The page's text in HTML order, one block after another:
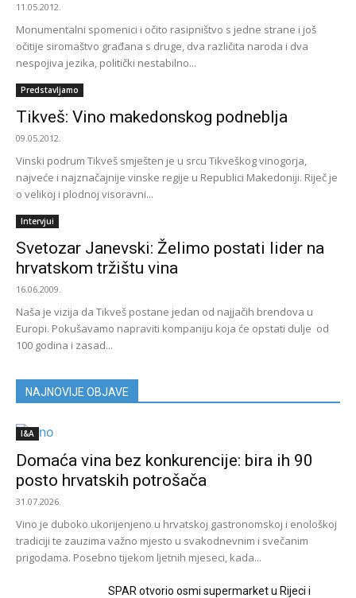
11.05.2012.
Monumentalni spomenici i očito rasipništvo s jedne strane i još
očitije siromaštvo građana s druge, dva različita naroda i dva
nespojiva jezika, politički nestabilno...
Predstavljamo
Tikveš: Vino makedonskog podneblja
09.05.2012.
Vinski podrum Tikveš smješten je u srcu Tikveškog vinogorja,
najveće i najznačajnije vinske regije u Republici Makedoniji. Riječ je
o velikoj i plodnoj visoravni...
Intervjui
Svetozar Janevski: Želimo postati lider na
hrvatskom tržištu vina
16.06.2009.
Naša je vizija da Tikveš postane jedan od najjačih brendova u
Europi. Pokušavamo napraviti kompaniju koja će opstati dulje od
100 godina i zasad...
NAJNOVIJE OBJAVE
I&A
Domaća vina bez konkurencije: bira ih 90
posto hrvatskih potrošača
31.07.2026.
Vino je duboko ukorijenjeno u hrvatskoj gastronomskoj i enološkoj
tradiciji te zauzima važno mjesto u svakodnevnim i svečanim
prigodama. Posebno tijekom ljetnih mjeseci, kada...
SPAR otvorio osmi supermarket u Rijeci i